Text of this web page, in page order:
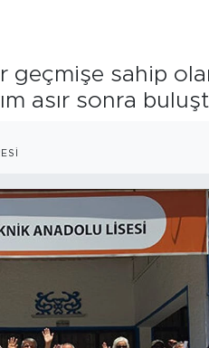
geçmişe sahip
asır sonra